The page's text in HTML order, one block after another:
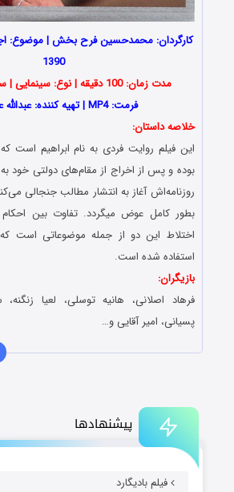
پیشنهادها
فیلم بادیگارد
کارگردان: محمدحسین فرح بخش | موضوع:
1390
مدت زمان: 100 دقیقه | نوع: سینمایی | سال تولید: 1390
فرمت: MP4 | تهیه کننده: عبدالله علیخانی
خلاصه داستان:
این فیلم روایت فردی به نام ابراهیم است که
بوده و پس از اخراج از مقام‌های دولتی خود
روزنامه‌اش آغاز به انتشار مطالب جنجالی
بطور کامل عوض میگردد. تفاوت بین
اختلاط این دو از جمله موضوعاتی است
استفاده شده است.
بازیگران:
فرهاد اصلانی، هانیه توسلی، لعیا زنگنه،
پسیانی، امیر آقایی و…